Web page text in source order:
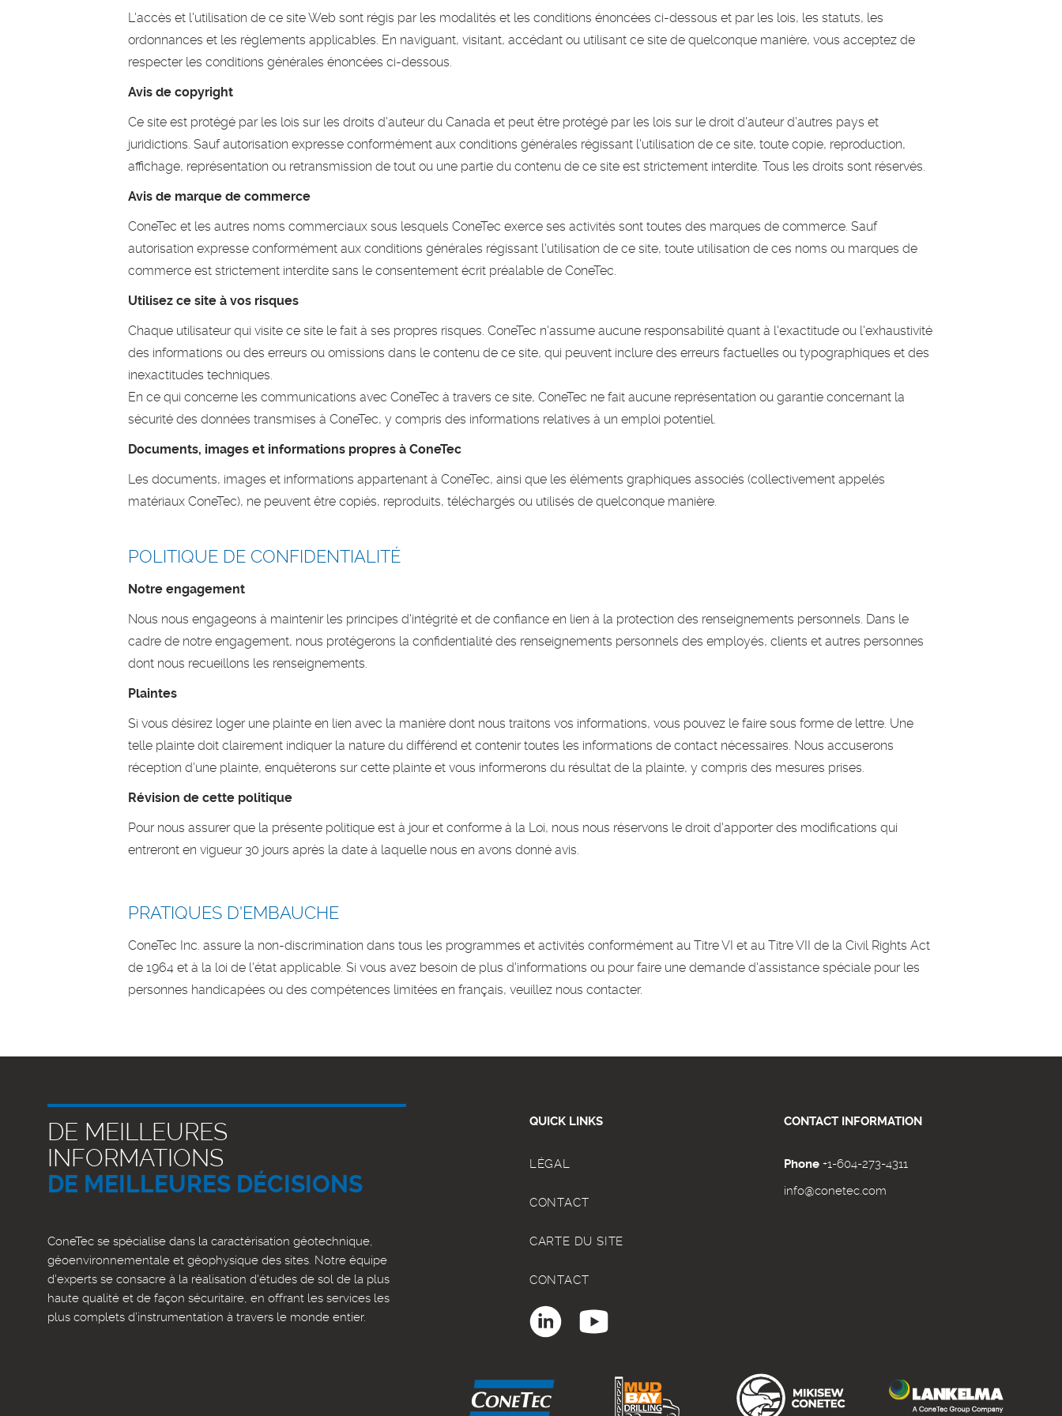
L'accès et l'utilisation de ce site Web sont régis par les modalités et les conditions énoncées ci-dessous et par les lois, les statuts, les
ordonnances et les règlements applicables. En naviguant, visitant, accédant ou utilisant ce site de quelconque manière, vous acceptez de
respecter les conditions générales énoncées ci-dessous.
Avis de copyright
Ce site est protégé par les lois sur les droits d'auteur du Canada et peut être protégé par les lois sur le droit d'auteur d'autres pays et
juridictions. Sauf autorisation expresse conformément aux conditions générales régissant l'utilisation de ce site, toute copie, reproduction,
affichage, représentation ou retransmission de tout ou une partie du contenu de ce site est strictement interdite. Tous les droits sont réservés.
Avis de marque de commerce
ConeTec et les autres noms commerciaux sous lesquels ConeTec exerce ses activités sont toutes des marques de commerce. Sauf
autorisation expresse conformément aux conditions générales régissant l'utilisation de ce site, toute utilisation de ces noms ou marques de
commerce est strictement interdite sans le consentement écrit préalable de ConeTec.
Utilisez ce site à vos risques
Chaque utilisateur qui visite ce site le fait à ses propres risques. ConeTec n'assume aucune responsabilité quant à l'exactitude ou l'exhaustivité
des informations ou des erreurs ou omissions dans le contenu de ce site, qui peuvent inclure des erreurs factuelles ou typographiques et des
inexactitudes techniques.
En ce qui concerne les communications avec ConeTec à travers ce site, ConeTec ne fait aucune représentation ou garantie concernant la
sécurité des données transmises à ConeTec, y compris des informations relatives à un emploi potentiel.
Documents, images et informations propres à ConeTec
Les documents, images et informations appartenant à ConeTec, ainsi que les éléments graphiques associés (collectivement appelés
matériaux ConeTec), ne peuvent être copiés, reproduits, téléchargés ou utilisés de quelconque manière.
POLITIQUE DE CONFIDENTIALITÉ
Notre engagement
Nous nous engageons à maintenir les principes d'intégrité et de confiance en lien à la protection des renseignements personnels. Dans le
cadre de notre engagement, nous protégerons la confidentialité des renseignements personnels des employés, clients et autres personnes
dont nous recueillons les renseignements.
Plaintes
Si vous désirez loger une plainte en lien avec la manière dont nous traitons vos informations, vous pouvez le faire sous forme de lettre. Une
telle plainte doit clairement indiquer la nature du différend et contenir toutes les informations de contact nécessaires. Nous accuserons
réception d'une plainte, enquêterons sur cette plainte et vous informerons du résultat de la plainte, y compris des mesures prises.
Révision de cette politique
Pour nous assurer que la présente politique est à jour et conforme à la Loi, nous nous réservons le droit d'apporter des modifications qui
entreront en vigueur 30 jours après la date à laquelle nous en avons donné avis.
PRATIQUES D'EMBAUCHE
ConeTec Inc. assure la non-discrimination dans tous les programmes et activités conformément au Titre VI et au Titre VII de la Civil Rights Act
de 1964 et à la loi de l'état applicable. Si vous avez besoin de plus d'informations ou pour faire une demande d'assistance spéciale pour les
personnes handicapées ou des compétences limitées en français, veuillez nous contacter.
DE MEILLEURES
INFORMATIONS
DE MEILLEURES DÉCISIONS
ConeTec se spécialise dans la caractérisation géotechnique,
géoenvironnementale et géophysique des sites. Notre équipe
d'experts se consacre à la réalisation d'études de sol de la plus
haute qualité et de façon sécuritaire, en offrant les services les
plus complets d’instrumentation à travers le monde entier.
QUICK LINKS
LÉGAL
CONTACT
CARTE DU SITE
CONTACT
CONTACT INFORMATION
Phone +1-604-273-4311
info@conetec.com